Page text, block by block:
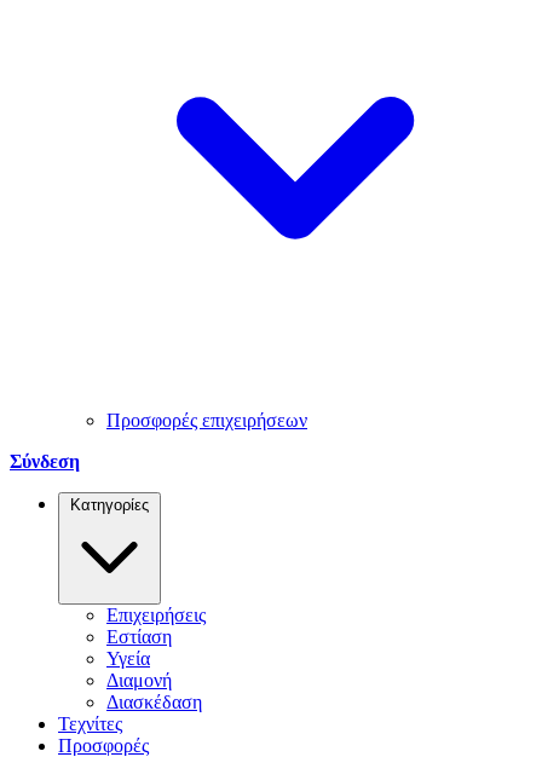
Προσφορές επιχειρήσεων
Σύνδεση
Κατηγορίες
Επιχειρήσεις
Εστίαση
Υγεία
Διαμονή
Διασκέδαση
Τεχνίτες
Προσφορές